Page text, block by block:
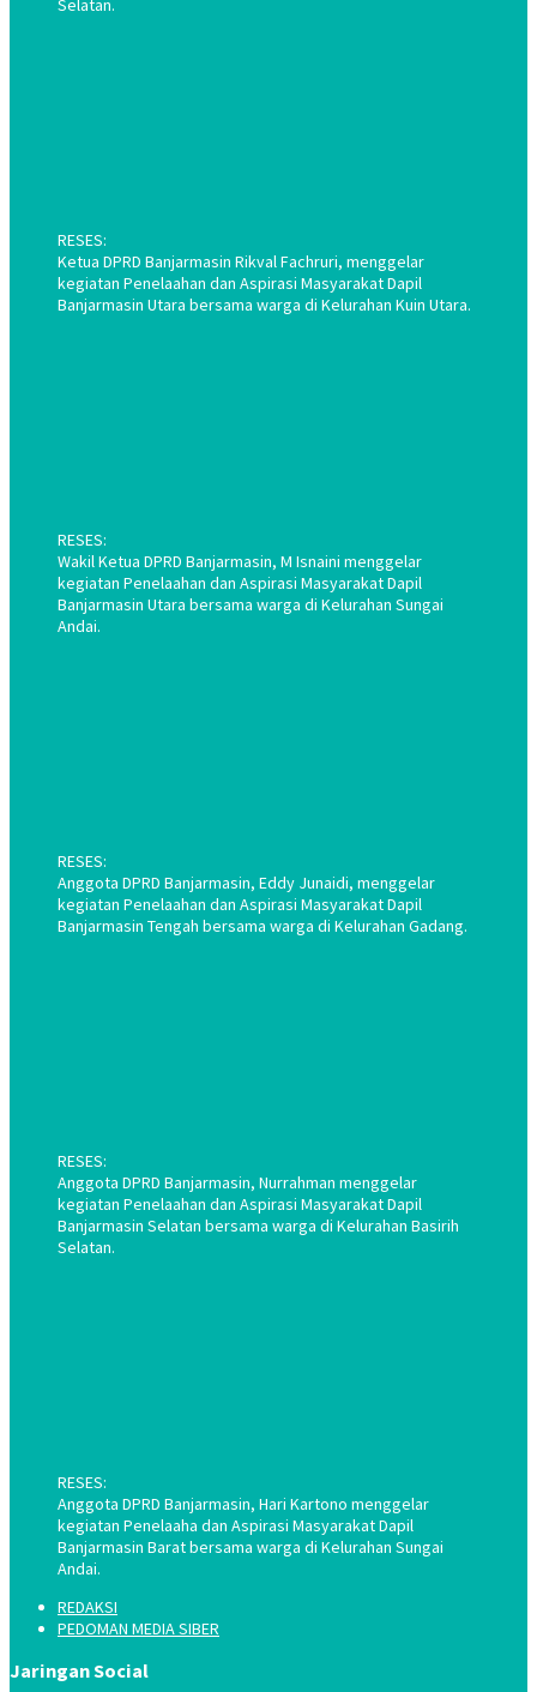
Selatan.
RESES:
Ketua DPRD Banjarmasin Rikval Fachruri, menggelar
kegiatan Penelaahan dan Aspirasi Masyarakat Dapil
Banjarmasin Utara bersama warga di Kelurahan Kuin Utara.
RESES:
Wakil Ketua DPRD Banjarmasin, M Isnaini menggelar
kegiatan Penelaahan dan Aspirasi Masyarakat Dapil
Banjarmasin Utara bersama warga di Kelurahan Sungai
Andai.
RESES:
Anggota DPRD Banjarmasin, Eddy Junaidi, menggelar
kegiatan Penelaahan dan Aspirasi Masyarakat Dapil
Banjarmasin Tengah bersama warga di Kelurahan Gadang.
RESES:
Anggota DPRD Banjarmasin, Nurrahman menggelar
kegiatan Penelaahan dan Aspirasi Masyarakat Dapil
Banjarmasin Selatan bersama warga di Kelurahan Basirih
Selatan.
RESES:
Anggota DPRD Banjarmasin, Hari Kartono menggelar
kegiatan Penelaaha dan Aspirasi Masyarakat Dapil
Banjarmasin Barat bersama warga di Kelurahan Sungai
Andai.
REDAKSI
PEDOMAN MEDIA SIBER
Jaringan Social